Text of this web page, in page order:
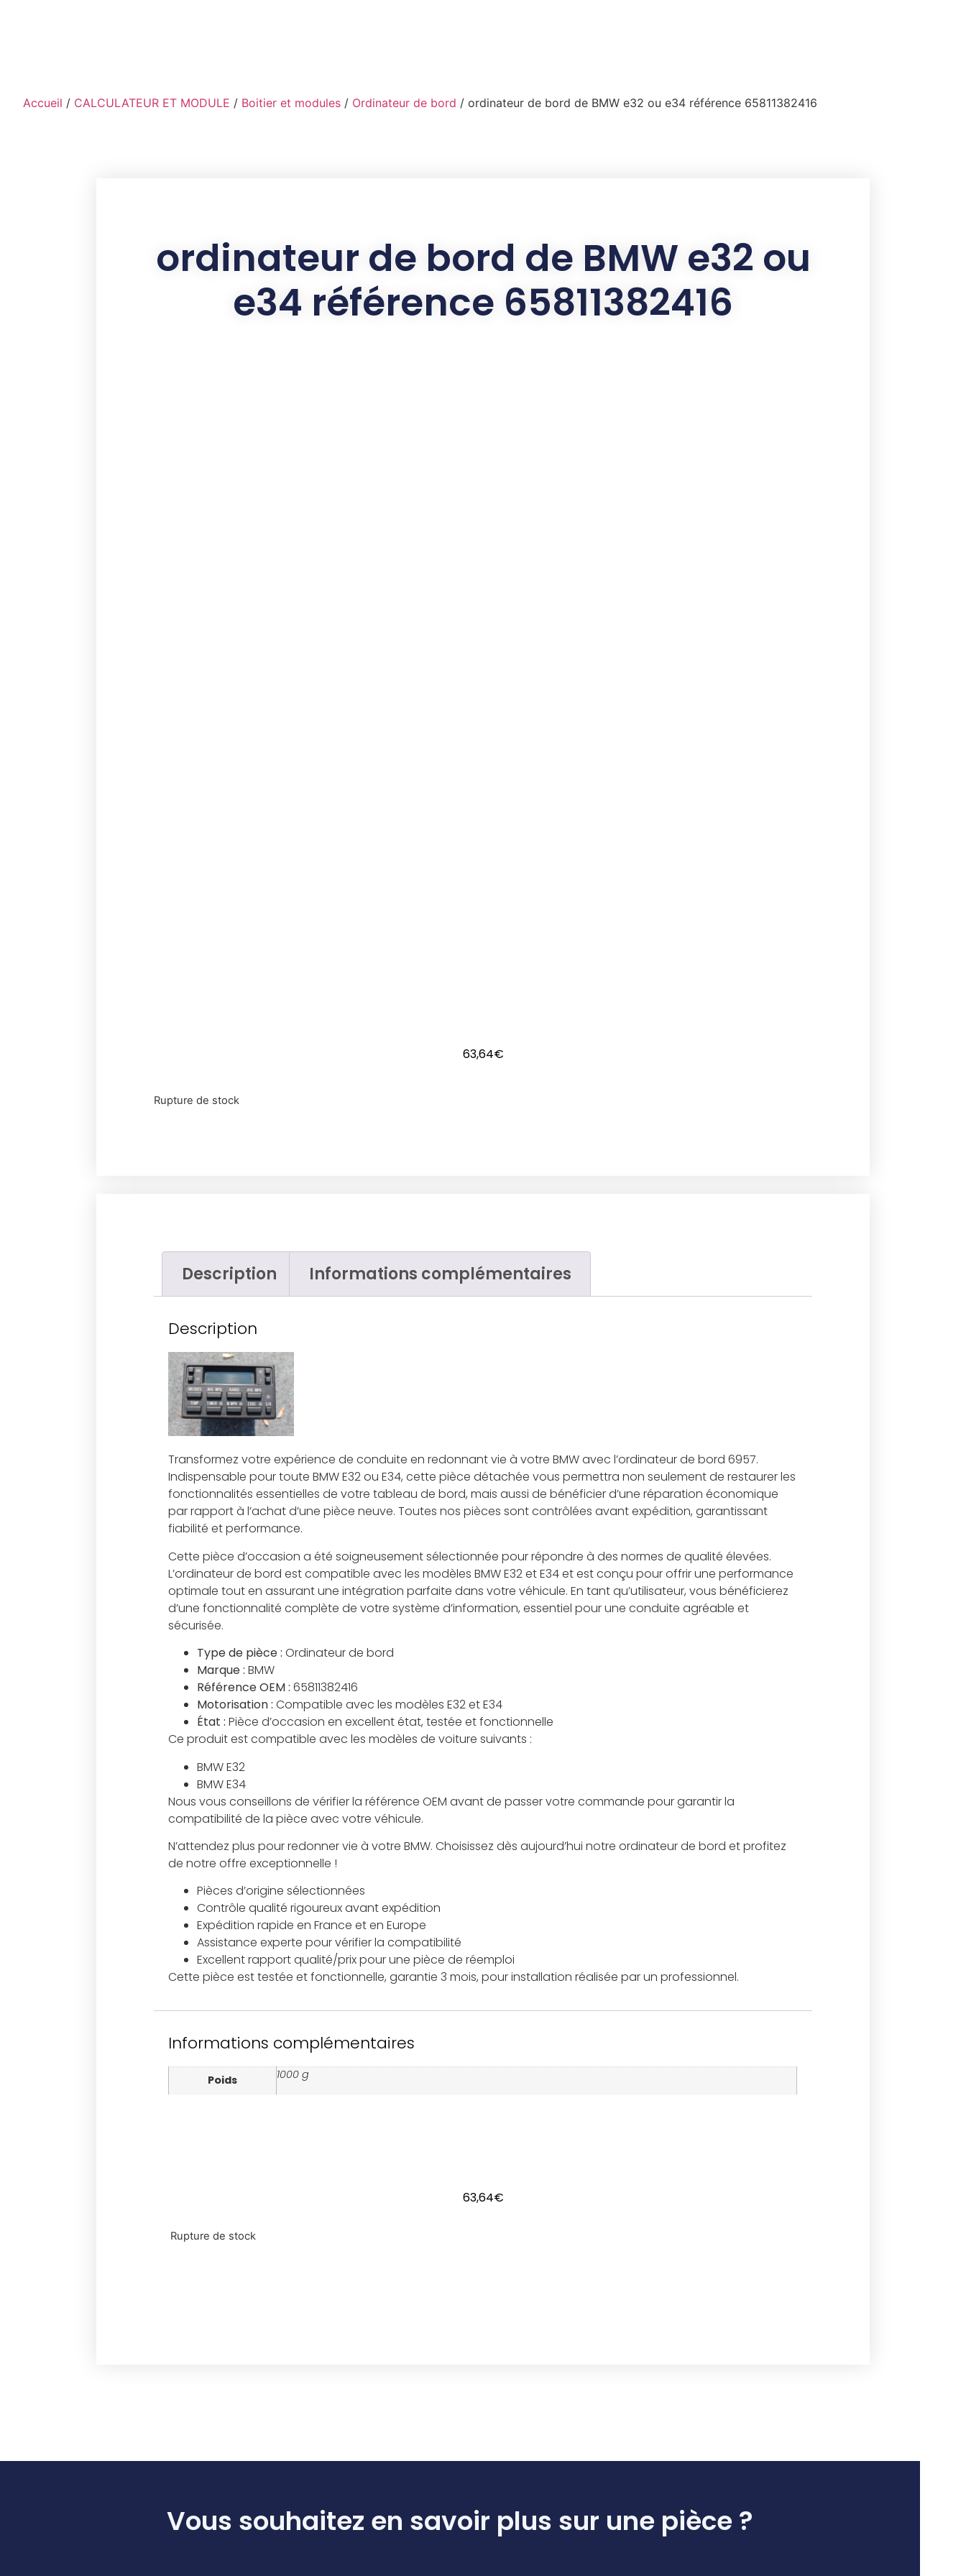
Accueil / CALCULATEUR ET MODULE / Boitier et modules / Ordinateur de bord / ordinateur de bord de BMW e32 ou e34 référence 65811382416
ordinateur de bord de BMW e32 ou
e34 référence 65811382416
63,64€
Rupture de stock
Description Informations complémentaires
Description
Transformez votre expérience de conduite en redonnant vie à votre BMW avec l’ordinateur de bord 6957.
Indispensable pour toute BMW E32 ou E34, cette pièce détachée vous permettra non seulement de restaurer les
fonctionnalités essentielles de votre tableau de bord, mais aussi de bénéficier d’une réparation économique
par rapport à l’achat d’une pièce neuve. Toutes nos pièces sont contrôlées avant expédition, garantissant
fiabilité et performance.
Cette pièce d’occasion a été soigneusement sélectionnée pour répondre à des normes de qualité élevées.
L’ordinateur de bord est compatible avec les modèles BMW E32 et E34 et est conçu pour offrir une performance
optimale tout en assurant une intégration parfaite dans votre véhicule. En tant qu’utilisateur, vous bénéficierez
d’une fonctionnalité complète de votre système d’information, essentiel pour une conduite agréable et
sécurisée.
Type de pièce : Ordinateur de bord
Marque : BMW
Référence OEM : 65811382416
Motorisation : Compatible avec les modèles E32 et E34
État : Pièce d’occasion en excellent état, testée et fonctionnelle
Ce produit est compatible avec les modèles de voiture suivants :
BMW E32
BMW E34
Nous vous conseillons de vérifier la référence OEM avant de passer votre commande pour garantir la
compatibilité de la pièce avec votre véhicule.
N’attendez plus pour redonner vie à votre BMW. Choisissez dès aujourd’hui notre ordinateur de bord et profitez
de notre offre exceptionnelle !
Pièces d’origine sélectionnées
Contrôle qualité rigoureux avant expédition
Expédition rapide en France et en Europe
Assistance experte pour vérifier la compatibilité
Excellent rapport qualité/prix pour une pièce de réemploi
Cette pièce est testée et fonctionnelle, garantie 3 mois, pour installation réalisée par un professionnel.
Informations complémentaires
Poids 1000 g
63,64€
Rupture de stock
Vous souhaitez en savoir plus sur une pièce ?